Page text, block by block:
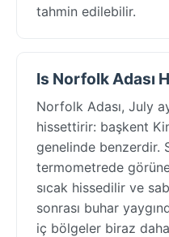
tahmin edilebilir.
Is Norfolk Adası
Norfolk Adası, July
hissettirir: başkent
genelinde benzerdir.
termometrede
sıcak hissedilir ve
sonrası buhar
iç bölgeler biraz